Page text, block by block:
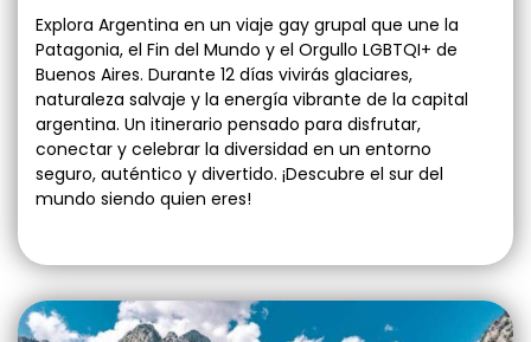
Explora Argentina en un viaje gay grupal que une la
Patagonia, el Fin del Mundo y el Orgullo LGBTQI+ de
Buenos Aires. Durante 12 días vivirás glaciares,
naturaleza salvaje y la energía vibrante de la capital
argentina. Un itinerario pensado para disfrutar,
conectar y celebrar la diversidad en un entorno
seguro, auténtico y divertido. ¡Descubre el sur del
mundo siendo quien eres!